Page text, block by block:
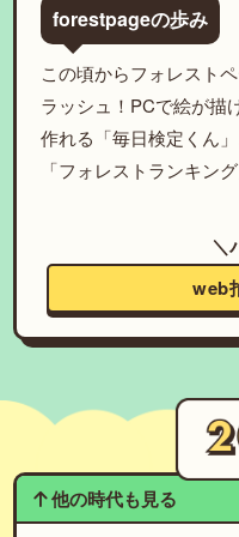
forestpageの歩み
この頃からフォレスト
ラッシュ！PCで絵が描
作れる「毎日検定くん
「フォレストランキン
＼
web
他の時代も見る